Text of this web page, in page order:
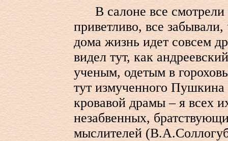
В салоне все смотрели
приветливо, все забывали,
дома жизнь идет совсем
видел тут, как
ученым, одетым в
тут измученного Пушкина
кровавой драмы – я всех
незабвенных,
мыслителей